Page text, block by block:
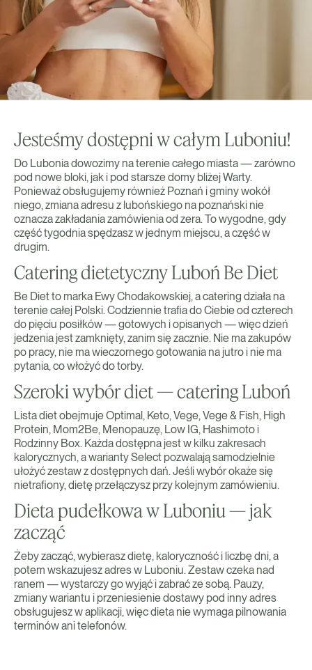
Jesteśmy dostępni w całym Luboniu!
Do Lubonia dowozimy na terenie całego miasta — zarówno
pod nowe bloki, jak i pod starsze domy bliżej Warty.
Ponieważ obsługujemy również Poznań i gminy wokół
niego, zmiana adresu z lubońskiego na poznański nie
oznacza zakładania zamówienia od zera. To wygodne, gdy
część tygodnia spędzasz w jednym miejscu, a część w
drugim.
Catering dietetyczny Luboń Be Diet
Be Diet to marka Ewy Chodakowskiej, a catering działa na
terenie całej Polski. Codziennie trafia do Ciebie od czterech
do pięciu posiłków — gotowych i opisanych — więc dzień
jedzenia jest zamknięty, zanim się zacznie. Nie ma zakupów
po pracy, nie ma wieczornego gotowania na jutro i nie ma
pytania, co włożyć do torby.
Szeroki wybór diet — catering Luboń
Lista diet obejmuje Optimal, Keto, Vege, Vege & Fish, High
Protein, Mom2Be, Menopauzę, Low IG, Hashimoto i
Rodzinny Box. Każda dostępna jest w kilku zakresach
kalorycznych, a warianty Select pozwalają samodzielnie
ułożyć zestaw z dostępnych dań. Jeśli wybór okaże się
nietrafiony, dietę przełączysz przy kolejnym zamówieniu.
Dieta pudełkowa w Luboniu — jak
zacząć
Żeby zacząć, wybierasz dietę, kaloryczność i liczbę dni, a
potem wskazujesz adres w Luboniu. Zestaw czeka nad
ranem — wystarczy go wyjąć i zabrać ze sobą. Pauzy,
zmiany wariantu i przeniesienie dostawy pod inny adres
obsługujesz w aplikacji, więc dieta nie wymaga pilnowania
terminów ani telefonów.